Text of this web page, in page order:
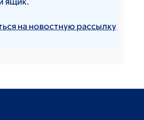
на новостную рассылку